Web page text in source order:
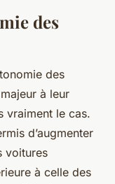
des
des
à leur
vraiment le cas.
d’augmenter
voitures
à celle des